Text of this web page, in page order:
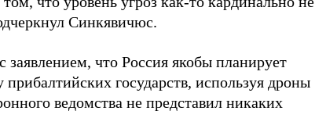
Синкявичюс.
что Россия якобы планирует
государств, используя дроны
ведомства не представил никаких